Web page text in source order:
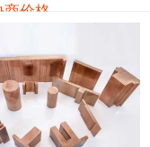
114,200 400
商价格